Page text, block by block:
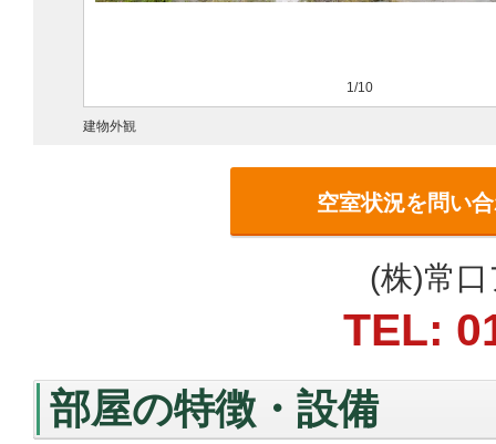
1/10
建物外観
空室状況を問い
(株)常
TEL:
部屋の特徴・設備